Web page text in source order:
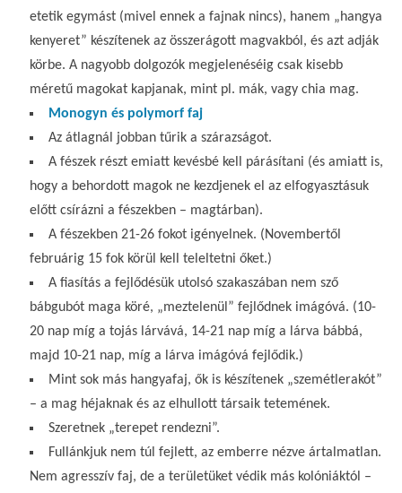
etetik egymást (mivel ennek a fajnak nincs), hanem „hangya
kenyeret” készítenek az összerágott magvakból, és azt adják
körbe. A nagyobb dolgozók megjelenéséig csak kisebb
méretű magokat kapjanak, mint pl. mák, vagy chia mag.
Monogyn és polymorf faj
Az átlagnál jobban tűrik a szárazságot.
A fészek részt emiatt kevésbé kell párásítani (és amiatt is,
hogy a behordott magok ne kezdjenek el az elfogyasztásuk
előtt csírázni a fészekben – magtárban).
A fészekben 21-26 fokot igényelnek. (Novembertől
februárig 15 fok körül kell teleltetni őket.)
A fiasítás a fejlődésük utolsó szakaszában nem sző
bábgubót maga köré, „meztelenül” fejlődnek imágóvá. (10-
20 nap míg a tojás lárvává, 14-21 nap míg a lárva bábbá,
majd 10-21 nap, míg a lárva imágóvá fejlődik.)
Mint sok más hangyafaj, ők is készítenek „szemétlerakót”
– a mag héjaknak és az elhullott társaik tetemének.
Szeretnek „terepet rendezni”.
Fullánkjuk nem túl fejlett, az emberre nézve ártalmatlan.
Nem agresszív faj, de a területüket védik más kolóniáktól –